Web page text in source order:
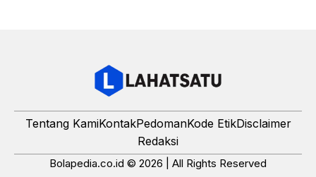
Tentang KamiKontakPedomanKode EtikDisclaimer
Redaksi
Bolapedia.co.id © 2026 | All Rights Reserved